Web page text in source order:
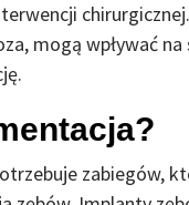
mogą wpływać
zabiegów,